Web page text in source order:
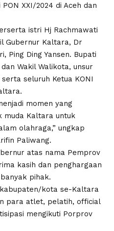
XXI/2024 di Aceh dan
istri Hj Rachmawati
Gubernur Kaltara, Dr
Ping Ding Yansen. Bupati
Wakil Walikota, unsur
seluruh Ketua KONI
momen yang
muda Kaltara untuk
olahraga,” ungkap
Paliwang.
atas nama Pemprov
kasih dan penghargaan
pihak.
kota se-Kaltara
para atlet, pelatih, official
mengikuti Porprov